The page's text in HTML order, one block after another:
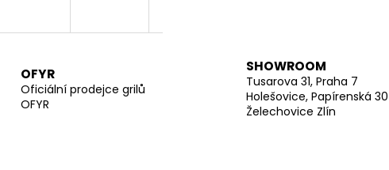
OFYR
Oficiální prodejce grilů
OFYR
SHOWROOM
Tusarova 31, Praha 7
Holešovice, Papírenská 30
Želechovice Zlín